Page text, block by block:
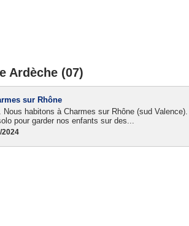
Ardèche (07)
sur Rhône
habitons à Charmes sur Rhône (sud Valence).
pour garder nos enfants sur des...
2024